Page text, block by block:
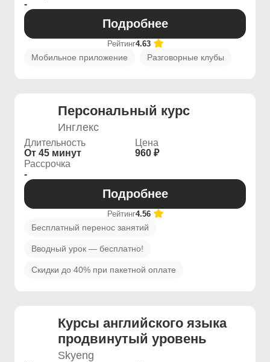
-
Подробнее
Рейтинг4.63
Мобильное приложение Разговорные клубы
Персональный курс
Инглекс
Длительность
От 45 минут
Цена
960 ₽
Рассрочка
-
Подробнее
Рейтинг4.56
Бесплатный перенос занятий
Вводный урок — бесплатно!
Скидки до 40% при пакетной оплате
Курсы английского языка
продвинутый уровень
Skyeng